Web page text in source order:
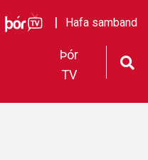
Þór
TV
ÞórTvHafa samband